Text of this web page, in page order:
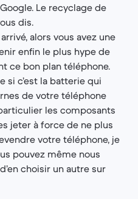
Le recyclage de
dis.
alors vous avez une
enfin le plus hype de
ce bon plan téléphone.
si c’est la batterie qui
de votre téléphone
les composants
jeter à force de ne plus
votre téléphone, je
pouvez même nous
choisir un autre sur